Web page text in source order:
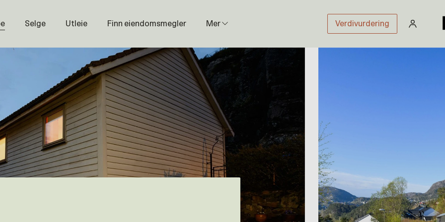
Selge Utleie Finn eiendomsmegler Mer
Prisstatistikk
Næring
Nybygg
Magasin
Om oss
Åpenhetsloven
Prisliste
Karriere
Verdivurdering